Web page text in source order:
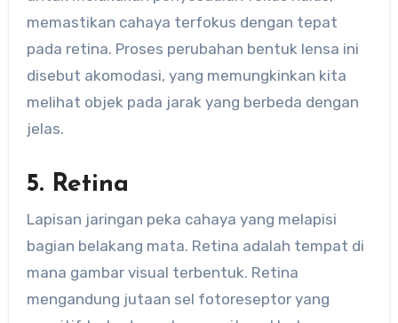
memastikan cahaya terfokus dengan tepat
pada retina. Proses perubahan bentuk lensa ini
disebut akomodasi, yang memungkinkan kita
melihat objek pada jarak yang berbeda dengan
jelas.
5. Retina
Lapisan jaringan peka cahaya yang melapisi
bagian belakang mata. Retina adalah tempat di
mana gambar visual terbentuk. Retina
mengandung jutaan sel fotoreseptor yang